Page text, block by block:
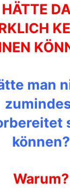
HÄTTE
man
können?
Warum?